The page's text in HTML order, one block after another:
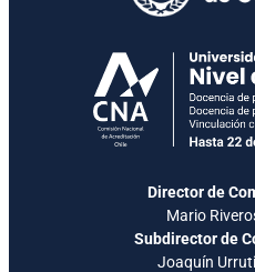
Director de
Mario
Subdirector de
Joaquín